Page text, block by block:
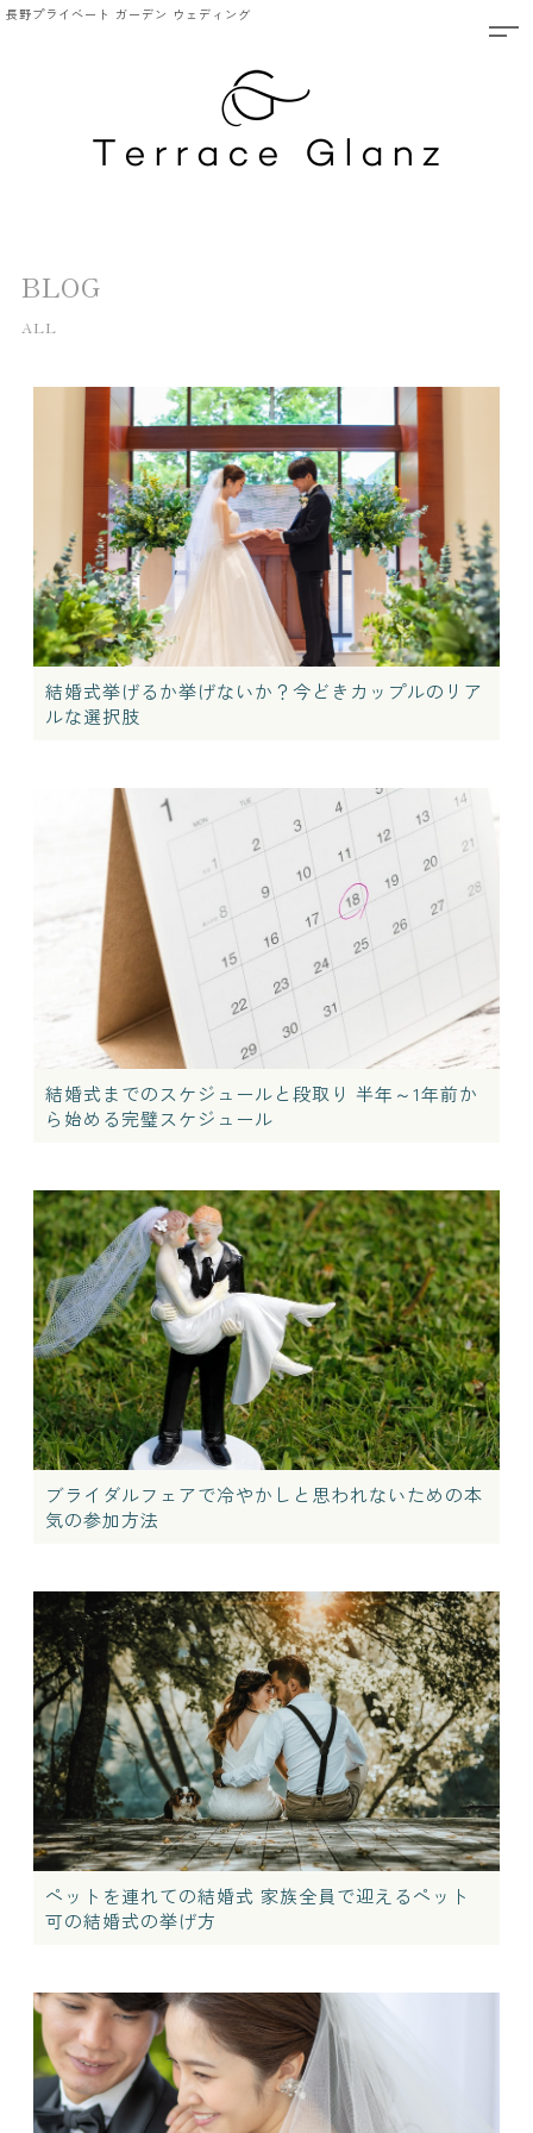
長野プライベート ガーデン ウェディング
BLOG
ALL
結婚式挙げるか挙げないか？今どきカップルのリア
ルな選択肢
結婚式までのスケジュールと段取り 半年～1年前か
ら始める完璧スケジュール
ブライダルフェアで冷やかしと思われないための本
気の参加方法
ペットを連れての結婚式 家族全員で迎えるペット
可の結婚式の挙げ方